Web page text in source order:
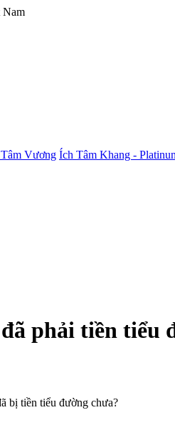
Nam
Vương Ích Tâm Khang -
phải tiền tiểu
bị tiền tiểu đường chưa?